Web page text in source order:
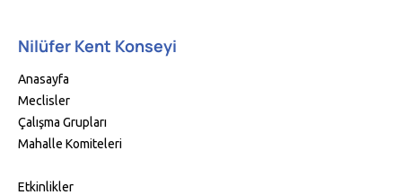
Nilüfer Kent Konseyi
Anasayfa
Meclisler
Çalışma Grupları
Mahalle Komiteleri
Etkinlikler